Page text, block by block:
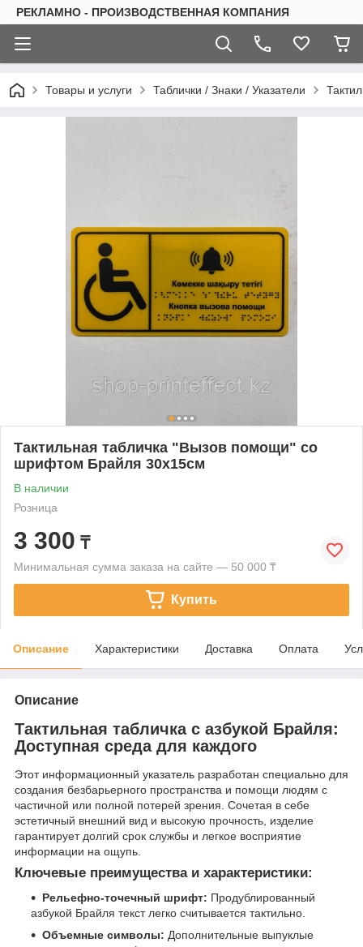
РЕКЛАМНО - ПРОИЗВОДСТВЕННАЯ КОМПАНИЯ
Товары и услуги Таблички / Знаки / Указатели
Тактильная табличка "Вызов помощи" со
шрифтом Брайля 30х15см
В наличии
Розница
3 300 ₸
Минимальная сумма заказа на сайте — 50 000 ₸
Купить
Описание Характеристики Доставка Оплата
Описание
Тактильная табличка с азбукой Брайля:
Доступная среда для каждого
Этот информационный указатель разработан специально для
создания безбарьерного пространства и помощи людям с
частичной или полной потерей зрения. Сочетая в себе
эстетичный внешний вид и высокую прочность, изделие
гарантирует долгий срок службы и легкое восприятие
информации на ощупь.
Ключевые преимущества и характеристики:
Рельефно-точечный шрифт: Продублированный
азбукой Брайля текст легко считывается тактильно.
Объемные символы: Дополнительные выпуклые